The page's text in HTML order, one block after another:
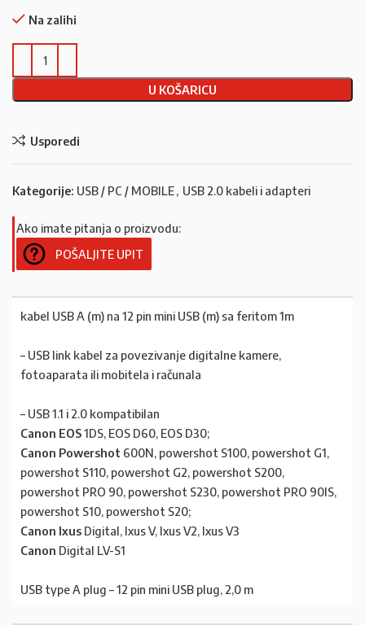
Na zalihi
U KOŠARICU
Usporedi
Kategorije: USB / PC / MOBILE, USB 2.0 kabeli i adapteri
Ako imate pitanja o proizvodu:
POŠALJITE UPIT
kabel USB A (m) na 12 pin mini USB (m) sa feritom 1m
– USB link kabel za povezivanje digitalne kamere,
fotoaparata ili mobitela i računala
– USB 1.1 i 2.0 kompatibilan
Canon EOS1DS, EOS D60, EOS D30;
Canon Powershot 600N, powershot S100, powershot G1,
powershot S110, powershot G2, powershot S200,
powershot PRO 90, powershot S230, powershot PRO 90IS,
powershot S10, powershot S20;
Canon Ixus Digital, Ixus V, Ixus V2, Ixus V3
Canon Digital LV-S1
USB type A plug – 12 pin mini USB plug, 2,0 m